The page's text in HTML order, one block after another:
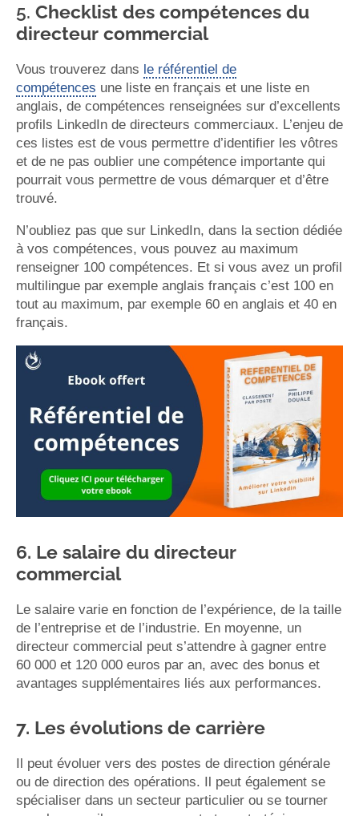
5. Checklist des compétences du
directeur commercial
Vous trouverez dans le référentiel de
compétences une liste en français et une liste en
anglais, de compétences renseignées sur d’excellents
profils LinkedIn de directeurs commerciaux. L’enjeu de
ces listes est de vous permettre d’identifier les vôtres
et de ne pas oublier une compétence importante qui
pourrait vous permettre de vous démarquer et d’être
trouvé.
N’oubliez pas que sur LinkedIn, dans la section dédiée
à vos compétences, vous pouvez au maximum
renseigner 100 compétences. Et si vous avez un profil
multilingue par exemple anglais français c’est 100 en
tout au maximum, par exemple 60 en anglais et 40 en
français.
6. Le salaire du directeur
commercial
Le salaire varie en fonction de l’expérience, de la taille
de l’entreprise et de l’industrie. En moyenne, un
directeur commercial peut s’attendre à gagner entre
60 000 et 120 000 euros par an, avec des bonus et
avantages supplémentaires liés aux performances.
7. Les évolutions de carrière
Il peut évoluer vers des postes de direction générale
ou de direction des opérations. Il peut également se
spécialiser dans un secteur particulier ou se tourner